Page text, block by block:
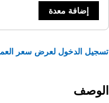
إضافة معدة
الدخول لعرض سعر العميل